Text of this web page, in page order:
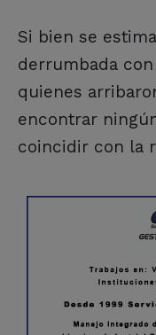
Si bien se
derrumbada
quienes
encontrar
coincidir con la